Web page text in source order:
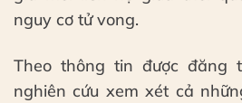
nguy cơ tử vong.
Theo thông tin được đăng
nghiên cứu xem xét cả